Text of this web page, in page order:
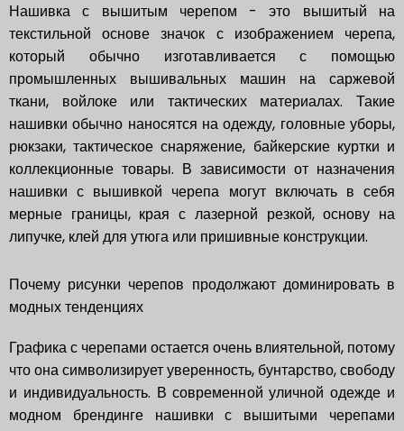
Нашивка с вышитым черепом - это вышитый на
текстильной основе значок с изображением черепа,
который обычно изготавливается с помощью
промышленных вышивальных машин на саржевой
ткани, войлоке или тактических материалах. Такие
нашивки обычно наносятся на одежду, головные уборы,
рюкзаки, тактическое снаряжение, байкерские куртки и
коллекционные товары. В зависимости от назначения
нашивки с вышивкой черепа могут включать в себя
мерные границы, края с лазерной резкой, основу на
липучке, клей для утюга или пришивные конструкции.
Почему рисунки черепов продолжают доминировать в
модных тенденциях
Графика с черепами остается очень влиятельной, потому
что она символизирует уверенность, бунтарство, свободу
и индивидуальность. В современной уличной одежде и
модном брендинге нашивки с вышитыми черепами